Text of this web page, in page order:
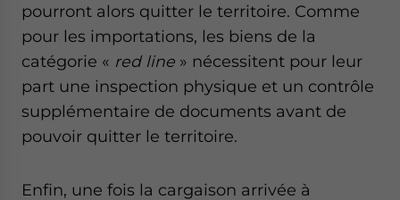
pourront alors quitter le territoire. Comme
pour les importations, les biens de la
catégorie « red line » nécessitent pour leur
part une inspection physique et un contrôle
supplémentaire de documents avant de
pouvoir quitter le territoire.
Enfin, une fois la cargaison arrivée à